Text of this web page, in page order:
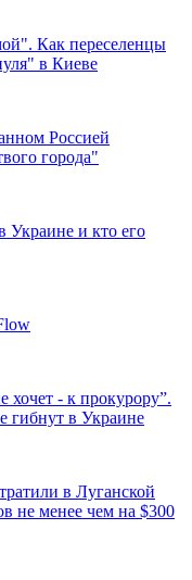
Как переселенцы
в Киеве
Россией
города"
Украине и кто его
хочет - к прокурору”.
гибнут в Украине
в Луганской
не менее чем на $300